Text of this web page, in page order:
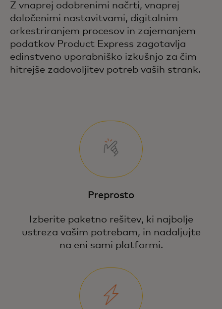
Z vnaprej odobrenimi načrti, vnaprej
določenimi nastavitvami, digitalnim
orkestriranjem procesov in zajemanjem
podatkov Product Express zagotavlja
edinstveno uporabniško izkušnjo za čim
hitrejše zadovoljitev potreb vaših strank.
Preprosto
Izberite paketno rešitev, ki najbolje
ustreza vašim potrebam, in nadaljujte
na eni sami platformi.